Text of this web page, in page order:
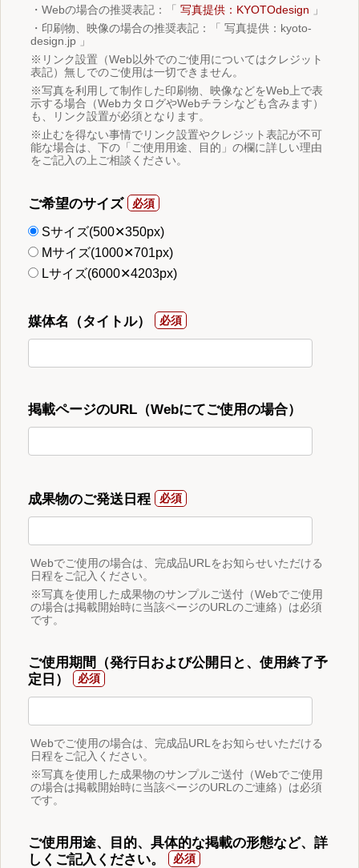
・Webの場合の推奨表記：「 写真提供：KYOTOdesign 」
・印刷物、映像の場合の推奨表記：「 写真提供：kyoto-
design.jp 」
※リンク設置（Web以外でのご使用についてはクレジット
表記）無しでのご使用は一切できません。
※写真を利用して制作した印刷物、映像などをWeb上で表
示する場合（WebカタログやWebチラシなども含みます）
も、リンク設置が必須となります。
※止むを得ない事情でリンク設置やクレジット表記が不可
能な場合は、下の「ご使用用途、目的」の欄に詳しい理由
をご記入の上ご相談ください。
ご希望のサイズ
Sサイズ(500✕350px)
Mサイズ(1000✕701px)
Lサイズ(6000✕4203px)
媒体名（タイトル）
掲載ページのURL（Webにてご使用の場合）
成果物のご発送日程
Webでご使用の場合は、完成品URLをお知らせいただける
日程をご記入ください。
※写真を使用した成果物のサンプルご送付（Webでご使用
の場合は掲載開始時に当該ページのURLのご連絡）は必須
です。
ご使用期間（発行日および公開日と、使用終了予
定日）
Webでご使用の場合は、完成品URLをお知らせいただける
日程をご記入ください。
※写真を使用した成果物のサンプルご送付（Webでご使用
の場合は掲載開始時に当該ページのURLのご連絡）は必須
です。
ご使用用途、目的、具体的な掲載の形態など、詳
しくご記入ください。